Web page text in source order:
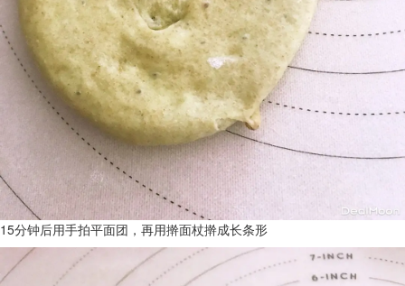
15分钟后用手拍平面团，再用擀面杖擀成长条形